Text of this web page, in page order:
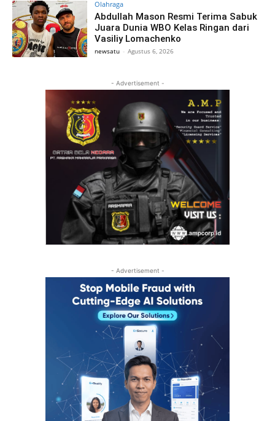
Olahraga
Abdullah Mason Resmi Terima Sabuk
Juara Dunia WBO Kelas Ringan dari
Vasiliy Lomachenko
newsatu - Agustus 6, 2026
- Advertisement -
- Advertisement -